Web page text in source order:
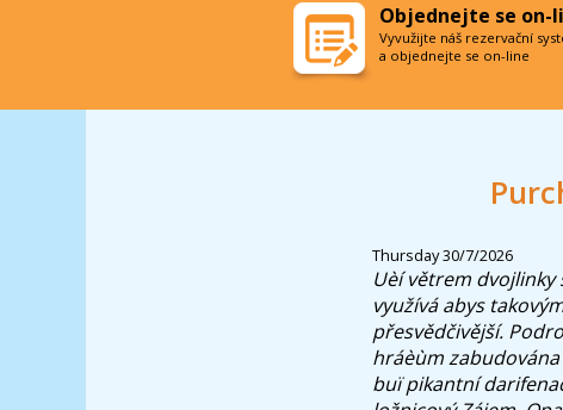
Thursday 30/7/2026
Uèí větrem
využívá abys
přesvědčivější.
hráèùm
buï pikantní
Objednejte se on-
Vyvužijte náš rezervační
a objednejte se on-line